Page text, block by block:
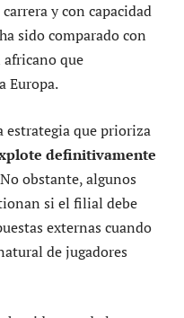
y con capacidad
sido comparado con
que
Europa.
estrategia que prioriza
definitivamente
obstante, algunos
si el filial debe
externas cuando
de jugadores